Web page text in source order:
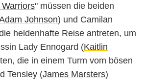
" müssen die beiden
Johnson) und Camilan
heldenhafte Reise antreten, um
Lady Ennogard (Kaitlin
die in einem Turm vom bösen
Tensley (James Marsters)